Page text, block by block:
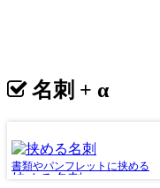
名刺 + α
書類やパンフレットに挟める
挟める名刺